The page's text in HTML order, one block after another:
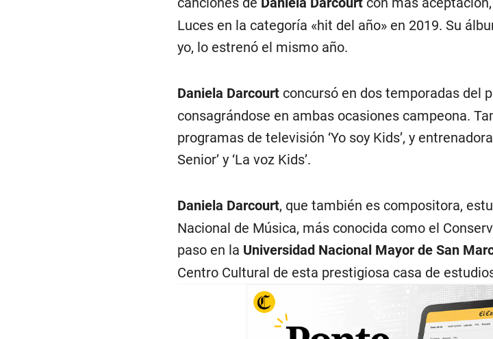
Luces en la categoría «hit del año» en 2019. Su
yo, lo estrenó el mismo año.
Daniela Darcourtconcursó en dos temporadas del
consagrándose en ambas ocasiones campeona.
programas de televisión ‘Yo soy Kids’, y entrenadora
Senior’ y ‘La voz Kids’.
Daniela Darcourt, que también es compositora,
Nacional de Música, más conocida como el
paso en la Universidad Nacional Mayor de San
Centro Cultural de esta prestigiosa casa de